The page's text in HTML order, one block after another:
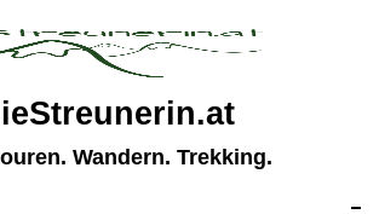
Wandern. Trekking.